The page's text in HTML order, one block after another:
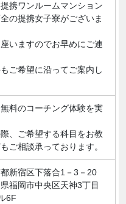
携ワンルームマンション
の提携女子寮がございま
いますのでお早めにご連
ご希望に沿ってご案内し
料のコーチング体験を実
、ご希望する科目をお教
ご相談承っております。
新宿区下落合1－3－20
福岡市中央区天神3丁目
6F